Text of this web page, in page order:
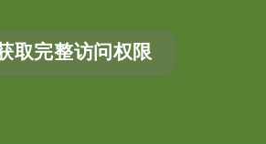
取完整访问权限